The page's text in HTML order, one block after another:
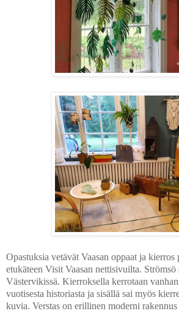
Opastuksia vetävät Vaasan oppaat ja kierros
etukäteen Visit Vaasan nettisivuilta. Strömsö
Västervikissä. Kierroksella kerrotaan
vuotisesta historiasta ja sisällä sai myös
kuvia. Verstas on erillinen moderni rakennus